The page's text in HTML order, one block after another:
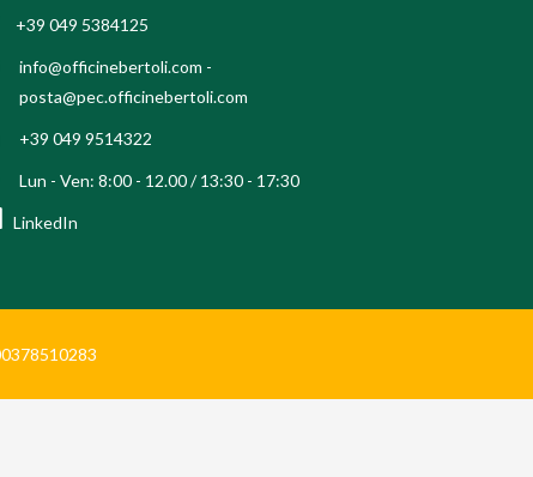
+39 049 5384125
info@officinebertoli.com -
posta@pec.officinebertoli.com
+39 049 9514322
Lun - Ven: 8:00 - 12.00 / 13:30 - 17:30
LinkedIn